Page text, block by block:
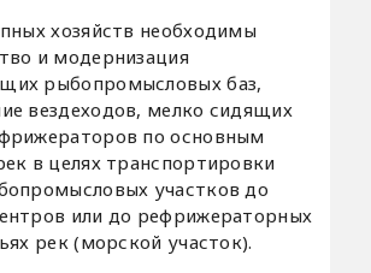
хозяйств необходимы
и модернизация
рыбопромысловых баз,
вездеходов, мелко сидящих
по основным
в целях транспортировки
участков до
или до рефрижераторных
рек (морской участок).